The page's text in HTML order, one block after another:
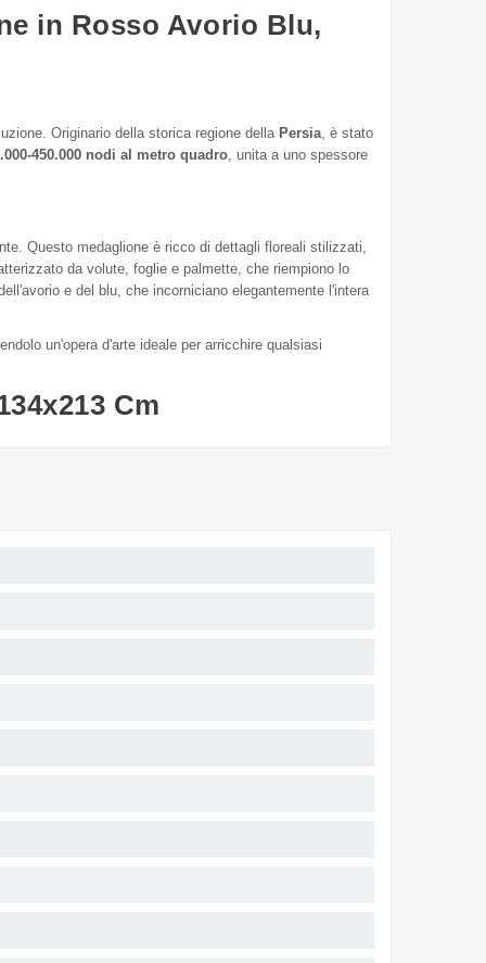
in Rosso Avorio Blu,
Originario della storica regione della Persia , è stato
450.000 nodi al metro quadro , unita a uno spessore
Questo medaglione è ricco di dettagli floreali stilizzati,
da volute, foglie e palmette, che riempiono lo
e del blu, che incorniciano elegantemente l'intera
un'opera d'arte ideale per arricchire qualsiasi
Cm